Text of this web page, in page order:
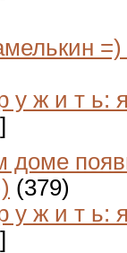
=)
у ж и т ь:
]
доме
(379)
у ж и т ь:
]